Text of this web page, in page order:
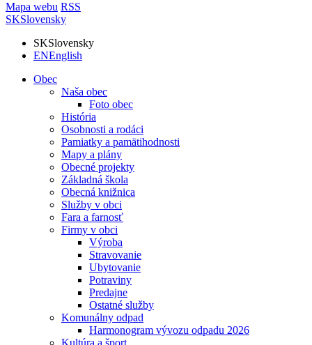
Mapa webu RSS
SKSlovensky
SKSlovensky
ENEnglish
Obec
Naša obec
Foto obec
História
Osobnosti a rodáci
Pamiatky a pamätihodnosti
Mapy a plány
Obecné projekty
Základná škola
Obecná knižnica
Služby v obci
Fara a farnosť
Firmy v obci
Výroba
Stravovanie
Ubytovanie
Potraviny
Predajne
Ostatné služby
Komunálny odpad
Harmonogram vývozu odpadu 2026
Kultúra a šport